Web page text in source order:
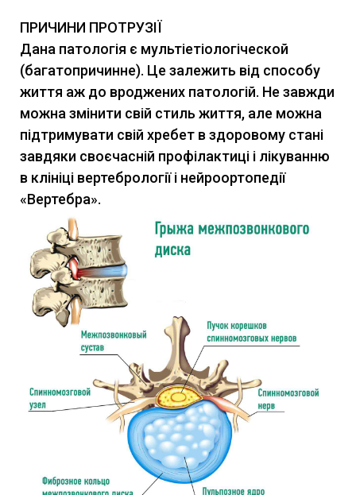
ПРИЧИНИ ПРОТРУЗІЇ
Дана патологія є мультіетіологіческой
(багатопричинне). Це залежить від способу
життя аж до вроджених патологій. Не завжди
можна змінити свій стиль життя, але можна
підтримувати свій хребет в здоровому стані
завдяки своєчасній профілактиці і лікуванню
в клініці вертебрології і нейроортопедії
«Вертебра».